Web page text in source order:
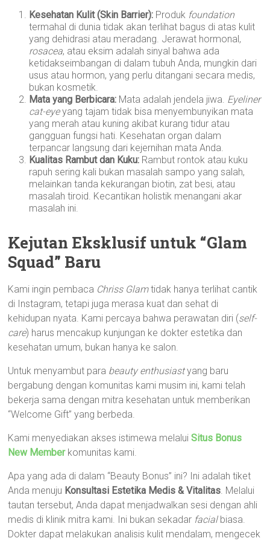
Kesehatan Kulit (Skin Barrier): Produk foundation
termahal di dunia tidak akan terlihat bagus di atas kulit
yang dehidrasi atau meradang. Jerawat hormonal,
rosacea, atau eksim adalah sinyal bahwa ada
ketidakseimbangan di dalam tubuh Anda, mungkin dari
usus atau hormon, yang perlu ditangani secara medis,
bukan kosmetik.
Mata yang Berbicara: Mata adalah jendela jiwa. Eyeliner
cat-eyeyang tajam tidak bisa menyembunyikan mata
yang merah atau kuning akibat kurang tidur atau
gangguan fungsi hati. Kesehatan organ dalam
terpancar langsung dari kejernihan mata Anda.
Kualitas Rambut dan Kuku: Rambut rontok atau kuku
rapuh sering kali bukan masalah sampo yang salah,
melainkan tanda kekurangan biotin, zat besi, atau
masalah tiroid. Kecantikan holistik menangani akar
masalah ini.
Kejutan Eksklusif untuk “Glam
Squad” Baru
Kami ingin pembaca Chriss Glamtidak hanya terlihat cantik
di Instagram, tetapi juga merasa kuat dan sehat di
kehidupan nyata. Kami percaya bahwa perawatan diri (self-
care) harus mencakup kunjungan ke dokter estetika dan
kesehatan umum, bukan hanya ke salon.
Untuk menyambut para beauty enthusiastyang baru
bergabung dengan komunitas kami musim ini, kami telah
bekerja sama dengan mitra kesehatan untuk memberikan
“Welcome Gift” yang berbeda.
Kami menyediakan akses istimewa melaluiSitus Bonus
New Memberkomunitas kami.
Apa yang ada di dalam “Beauty Bonus” ini? Ini adalah tiket
Anda menuju Konsultasi Estetika Medis & Vitalitas. Melalui
tautan tersebut, Anda dapat menjadwalkan sesi dengan ahli
medis di klinik mitra kami. Ini bukan sekadar facialbiasa.
Dokter dapat melakukan analisis kulit mendalam, mengecek